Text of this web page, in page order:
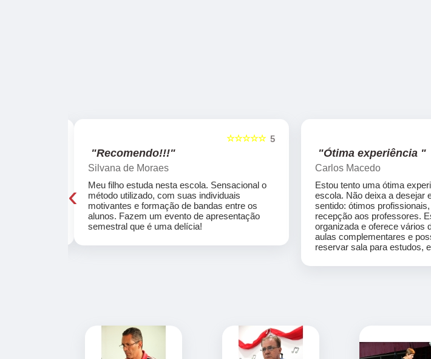
5
☆☆☆☆☆
"Recomendo!!!"
Silvana de Moraes
Meu filho estuda nesta escola. Sensacional o
método utilizado, com suas individuais
motivantes e formação de bandas entre os
alunos. Fazem um evento de apresentação
semestral que é uma delícia!
"Ótima experiência "
Carlos Macedo
Estou tento uma ótima
escola. Não deixa a desejar
sentido: ótimos
recepção aos professores.
organizada e oferece vários
aulas complementares e
reservar sala para estudos,
‹